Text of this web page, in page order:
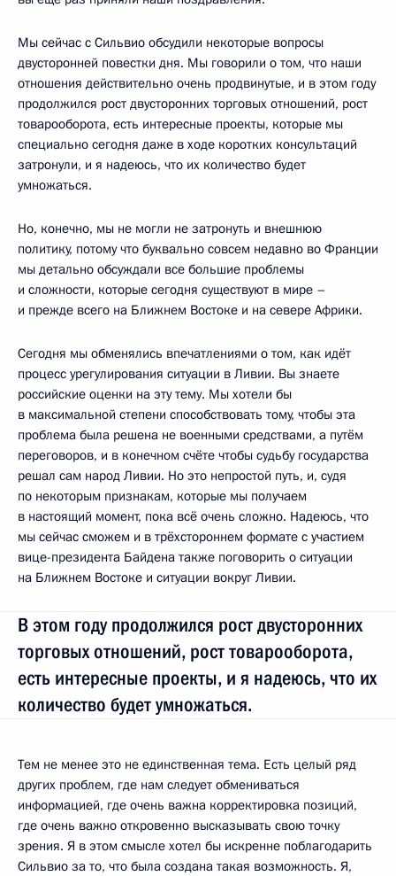
Мы сейчас с Сильвио обсудили некоторые вопросы
двусторонней повестки дня. Мы говорили о том, что наши
отношения действительно очень продвинутые, и в этом году
продолжился рост двусторонних торговых отношений, рост
товарооборота, есть интересные проекты, которые мы
специально сегодня даже в ходе коротких консультаций
затронули, и я надеюсь, что их количество будет
умножаться.
Но, конечно, мы не могли не затронуть и внешнюю
политику, потому что буквально совсем недавно во Франции
мы детально обсуждали все большие проблемы
и сложности, которые сегодня существуют в мире –
и прежде всего на Ближнем Востоке и на севере Африки.
Сегодня мы обменялись впечатлениями о том, как идёт
процесс урегулирования ситуации в Ливии. Вы знаете
российские оценки на эту тему. Мы хотели бы
в максимальной степени способствовать тому, чтобы эта
проблема была решена не военными средствами, а путём
переговоров, и в конечном счёте чтобы судьбу государства
решал сам народ Ливии. Но это непростой путь, и, судя
по некоторым признакам, которые мы получаем
в настоящий момент, пока всё очень сложно. Надеюсь, что
мы сейчас сможем и в трёхстороннем формате с участием
вице-президента Байдена также поговорить о ситуации
на Ближнем Востоке и ситуации вокруг Ливии.
В этом году продолжился рост двусторонних
торговых отношений, рост товарооборота,
есть интересные проекты, и я надеюсь, что их
количество будет умножаться.
Тем не менее это не единственная тема. Есть целый ряд
других проблем, где нам следует обмениваться
информацией, где очень важна корректировка позиций,
где очень важно откровенно высказывать свою точку
зрения. Я в этом смысле хотел бы искренне поблагодарить
Сильвио за то, что была создана такая возможность. Я,